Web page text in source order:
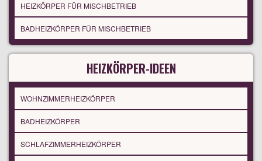
HEIZKÖRPER FÜR MISCHBETRIEB
BADHEIZKÖRPER FÜR MISCHBETRIEB
HEIZKÖRPER-IDEEN
WOHNZIMMERHEIZKÖRPER
BADHEIZKÖRPER
SCHLAFZIMMERHEIZKÖRPER